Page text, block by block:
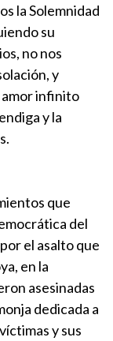
la Solemnidad
su
no nos
y
amor infinito
y la
que
del
el asalto que
en la
asesinadas
dedicada a
y sus